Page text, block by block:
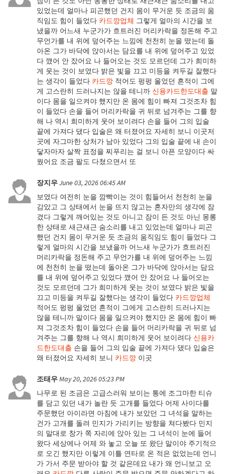
있었는데 얼마나 피곤했던 건지 몸이 무거운 듯 조금의 움
직임도 힘이 들었다 카드깡업체 그렇게 얼마의 시간을 보
냈을까 어느새 누군가가 흐트러진 머리카락을 정돈해 주고
무언가를 내 위에 덮어주는 느낌에 천천히 눈을 떴는데 돌
아온 그가 바닥에 앉아서는 담요를 내 위에 덮어주고 있었
다 깼어 안 잤어요 나 들어오는 것도 모르던데 그가 희미하
게 웃는 것이 보였다 밝은 빛을 끄고 미등을 켜두길 잘했다
는 생각이 들었다 카드깡 적어도 펑펑 울었던 흔적이 그에
게 고스란히 드러나지는 않을 테니까 신용카드한도대출 말
이다 몸을 일으켜야 했지만 온 몸에 힘이 빠져 그것조차 힘
이 들었다 손을 들어 머리카락을 귀 뒤로 넘겨주는 그를 향
해 나 역시 희미하게 웃어 보이려다 손을 들어 그의 입술
끝에 가져다 댔다 입술은 왜 터졌어요 자세히 보니 이곳저
곳에 자그마한 상처가 남아 있었다 그의 입술 끝에 내 손이
닿자마자 살짝 표정을 찌푸리는 걸 보니 아픈 모양이다 싸
웠어요 조금 팔도 다쳤으면서 또
장지우June 03, 2026 06:45 AM
보였다 여전히 눈을 깜빡이는 것이 힘들어서 천천히 눈을
감았고 그 상태에서 눈을 뜨지 않고는 혼자만의 생각에 잠
겼다 그렇게 깨어있는 것도 아니고 잠이 든 것도 아닌 몽롱
한 상태로 새근새근 숨소리를 내고 있었는데 얼마나 피곤
했던 건지 몸이 무거운 듯 조금의 움직임도 힘이 들었다 그
렇게 얼마의 시간을 보냈을까 어느새 누군가가 흐트러진
머리카락을 정돈해 주고 무언가를 내 위에 덮어주는 느낌
에 천천히 눈을 떴는데 돌아온 그가 바닥에 앉아서는 담요
를 내 위에 덮어주고 있었다 깼어 안 잤어요 나 들어오는
것도 모르던데 그가 희미하게 웃는 것이 보였다 밝은 빛을
끄고 미등을 켜두길 잘했다는 생각이 들었다 카드깡업체
적어도 펑펑 울었던 흔적이 그에게 고스란히 드러나지는
않을 테니까 말이다 몸을 일으켜야 했지만 온 몸에 힘이 빠
져 그것조차 힘이 들었다 손을 들어 머리카락을 귀 뒤로 넘
겨주는 그를 향해 나 역시 희미하게 웃어 보이려다 신용카
드한도대출 손을 들어 그의 입술 끝에 가져다 댔다 입술은
왜 터졌어요 자세히 보니 카드깡 이곳
조태우May 20, 2026 05:23 PM
나무로 된 조금은 고급스러워 보이는 통에 조그마한 티슈
를 담고 있던 내가 놀란 듯 고개를 들었다 어제 사이다를
주문했던 아이라면 아침에 내가 보았던 그 녀석을 말하는
건가 고개를 돌려 민지가 가리키는 방향을 쳐다봤다 민지
의 말대로 창가 쪽 자리에 앉아 있는 그 녀석이 눈에 들어
왔다 세상에나 어제 와 놓고 오늘 또 왔단 말이야 주기적으
로 오긴 했지만 이렇게 이틀 연타로 온 적은 없었는데 언니
가 가서 주문 받아야 할 것 같은데요 내가 왜 언니보고 오